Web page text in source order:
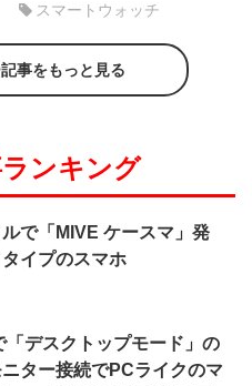
スマートウォッチ
事をもっと見る
ンキング
で「MIVE ケースマ」発
イプのスマホ
デスクトップモード」の
ター接続でPCライクのマ